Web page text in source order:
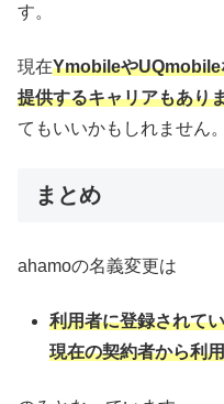
す。
現在YmobileやUQmobile
提供するキャリアもあり
てもいいかもしれません。
まとめ
ahamoの名義変更は
利用者に登録されて
現在の契約者から利